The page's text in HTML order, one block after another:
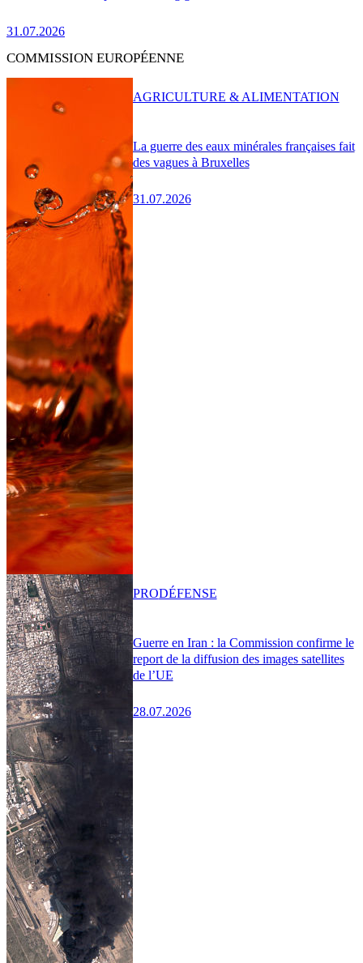
31.07.2026
COMMISSION EUROPÉENNE
La guerre des eaux minérales françaises fait
des vagues à Bruxelles
31.07.2026
AGRICULTURE & ALIMENTATION
Guerre en Iran : la Commission confirme le
report de la diffusion des images satellites
de l’UE
28.07.2026
PRODÉFENSE